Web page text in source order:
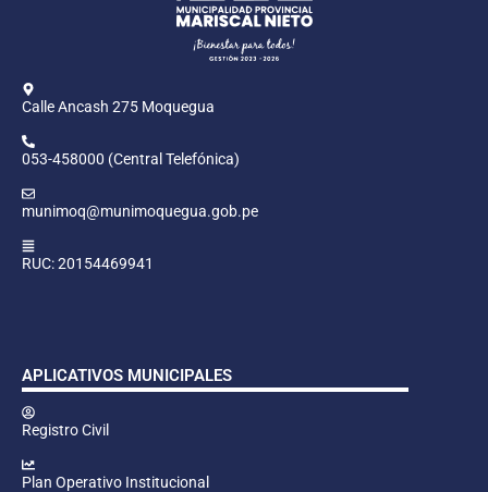
Calle Ancash 275 Moquegua
053-458000 (Central Telefónica)
munimoq@munimoquegua.gob.pe
RUC: 20154469941
APLICATIVOS MUNICIPALES
Registro Civil
Plan Operativo Institucional